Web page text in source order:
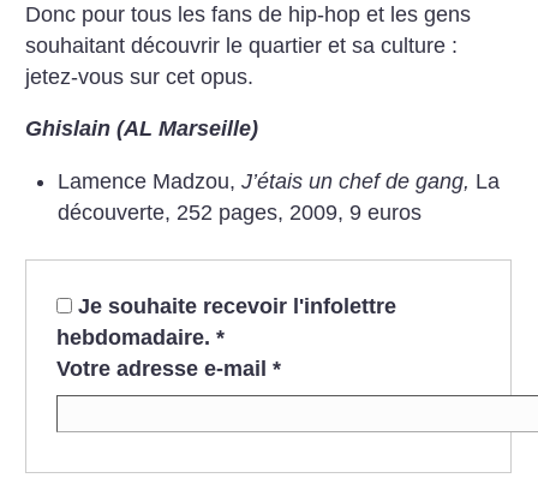
Donc pour tous les fans de hip-hop et les gens
souhaitant découvrir le quartier et sa culture :
jetez-vous sur cet opus.
Ghislain (AL Marseille)
Lamence Madzou, J’étais un chef de gang, La
découverte, 252 pages, 2009, 9 euros
Je souhaite recevoir l'infolettre
hebdomadaire. *
Votre adresse e-mail *